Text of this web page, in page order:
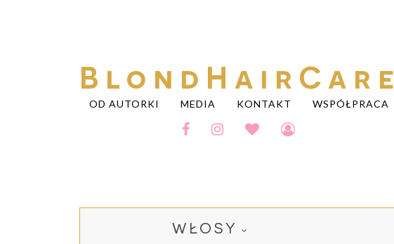
BlondHairCare
OD AUTORKI MEDIA KONTAKT WSPÓŁPRACA
WŁOSY